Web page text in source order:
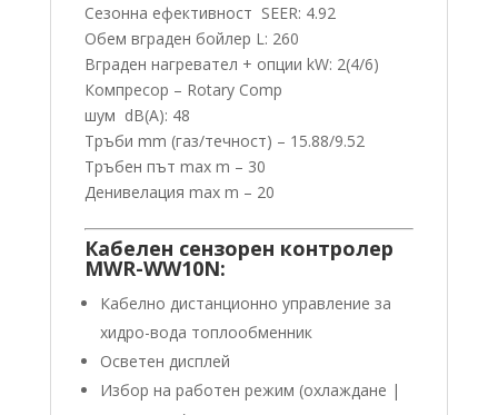
Сезонна ефективност SEER: 4.92
Обем вграден бойлер L: 260
Вграден нагревател + опции kW: 2(4/6)
Компресор – Rotary Comp
шум dB(A): 48
Тръби mm (газ/течност) – 15.88/9.52
Тръбен път max m – 30
Денивелация max m – 20
Кабелен сензорен контролер
MWR-WW10N:
Кабелно дистанционно управление за
хидро-вода топлообменник
Осветен дисплей
Избор на работен режим (охлаждане |